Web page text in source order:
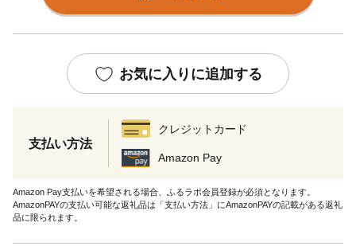
お気に入りに追加する
支払い方法
クレジットカード
Amazon Pay
Amazon Pay支払いを希望される場合、ふるラボ会員登録が必須となります。
AmazonPAYの支払い可能な返礼品は「支払い方法」にAmazonPAYの記載がある返礼
品に限られます。